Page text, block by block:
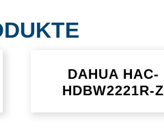
DAHUA HAC-
HDBW2221R-Z